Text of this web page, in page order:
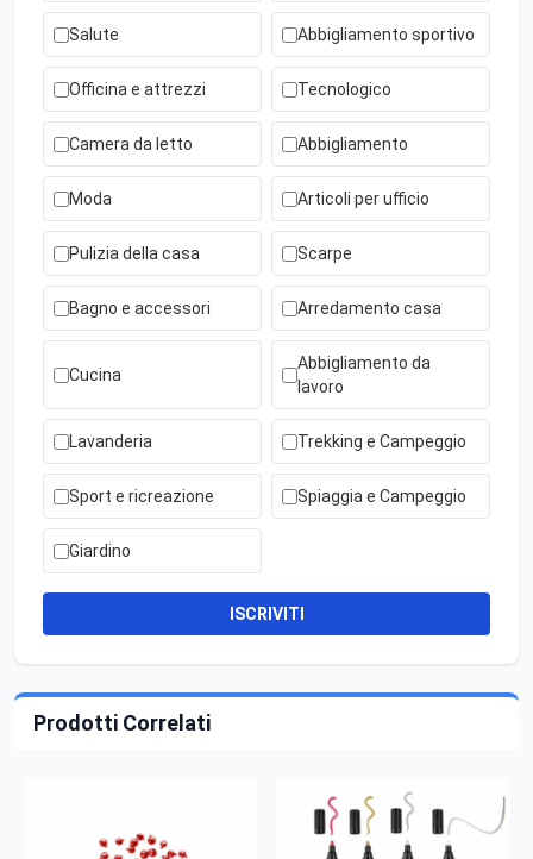
Salute Abbigliamento sportivo
Officina e attrezzi Tecnologico
Camera da letto Abbigliamento
Moda Articoli per ufficio
Pulizia della casa Scarpe
Bagno e accessori Arredamento casa
Cucina
Abbigliamento da
lavoro
Lavanderia Trekking e Campeggio
Sport e ricreazione Spiaggia e Campeggio
Giardino
ISCRIVITI
Prodotti Correlati